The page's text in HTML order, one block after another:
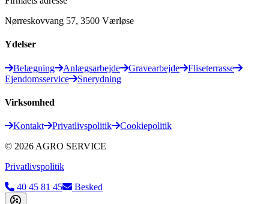
Nørreskovvang 57, 3500 Værløse
Ydelser
Belægning Anlægsarbejde Gravearbejde
Fliseterrasse
Ejendomsservice
Snerydning
Virksomhed
Kontakt Privatlivspolitik
Cookiepolitik
© 2026 AGRO SERVICE
Privatlivspolitik
40 45 81 45
Besked